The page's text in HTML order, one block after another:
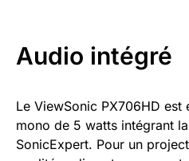
Audio intégré
Le ViewSonic PX706HD est
mono de 5 watts intégrant
SonicExpert. Pour un